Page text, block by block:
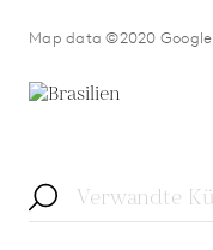
Map data ©2020 Google